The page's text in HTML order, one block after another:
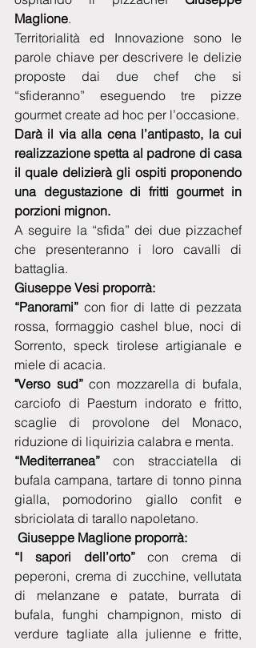
Maglione.
Territorialità ed Innovazione sono le
parole chiave per descrivere le delizie
proposte dai due chef che si
“sfideranno” eseguendo tre pizze
Darà il via alla cena l’antipasto, la cui
realizzazione spetta al padrone di casa
il quale delizierà gli ospiti proponendo
una degustazione di fritti gourmet in
porzioni mignon.
A seguire la “sfida” dei due pizzachef
che presenteranno i loro cavalli di
battaglia.
Giuseppe Vesi proporrà:
“Panorami” con fior di latte di pezzata
rossa, formaggio cashel blue, noci di
Sorrento, speck tirolese artigianale e
miele di acacia.
"Verso sud” con mozzarella di bufala,
carciofo di Paestum indorato e fritto,
scaglie di provolone del Monaco,
riduzione di liquirizia calabra e menta.
“Mediterranea” con stracciatella di
bufala campana, tartare di tonno pinna
gialla, pomodorino giallo confit e
sbriciolata di tarallo napoletano.
Giuseppe Maglione proporrà:
“I sapori dell’orto” con crema di
peperoni, crema di zucchine, vellutata
di melanzane e patate, burrata di
bufala, funghi champignon, misto di
verdure tagliate alla julienne e fritte,